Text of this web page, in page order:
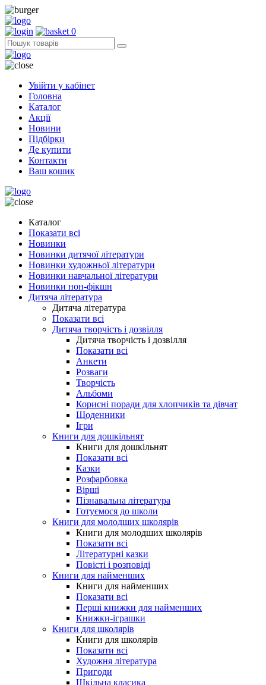
0
Увійти у кабінет
Головна
Каталог
Акції
Новини
Підбірки
Де купити
Контакти
Ваш кошик
Каталог
Показати всі
Новинки
Новинки дитячої літератури
Новинки художньої літератури
Новинки навчальної літератури
Новинки нон-фікшн
Дитяча література
Дитяча література
Показати всі
Дитяча творчість і дозвілля
Дитяча творчість і дозвілля
Показати всі
Анкети
Розваги
Творчість
Альбоми
Корисні поради для хлопчиків та дівчат
Щоденники
Ігри
Книги для дошкільнят
Книги для дошкільнят
Показати всі
Казки
Розфарбовка
Вірші
Пізнавальна література
Готуємося до школи
Книги для молодших школярів
Книги для молодших школярів
Показати всі
Літературні казки
Повісті і розповіді
Книги для найменших
Книги для найменших
Показати всі
Перші книжки для найменших
Книжки-іграшки
Книги для школярів
Книги для школярів
Показати всі
Художня література
Пригоди
Шкільна класика